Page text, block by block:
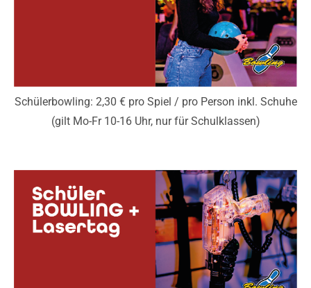
Schülerbowling: 2,30 € pro Spiel / pro Person inkl. Schuhe
(gilt Mo-Fr 10-16 Uhr, nur für Schulklassen)